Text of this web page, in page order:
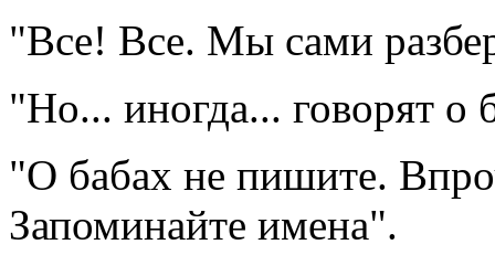
"Все! Все. Мы сами
"Но... иногда... говорят о
"О бабах не пишите.
Запоминайте имена".